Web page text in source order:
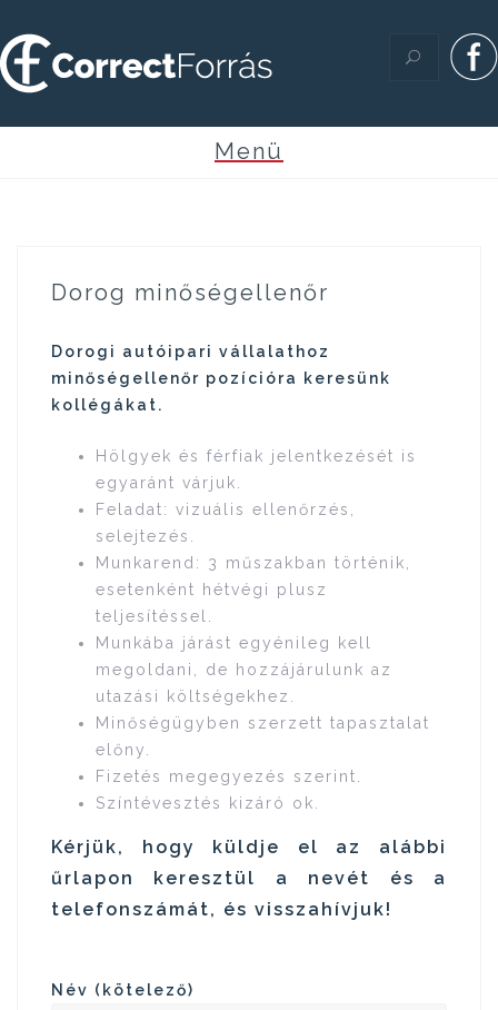
to
content
Dorog minőségellenőr
Dorogi autóipari vállalathoz
minőségellenőr pozícióra keresünk
kollégákat.
Hölgyek és férfiak jelentkezését is
egyaránt várjuk.
Feladat: vizuális ellenőrzés,
selejtezés.
Munkarend: 3 műszakban történik,
esetenként hétvégi plusz
teljesítéssel.
Munkába járást egyénileg kell
megoldani, de hozzájárulunk az
utazási költségekhez.
Minőségügyben szerzett tapasztalat
előny.
Fizetés megegyezés szerint.
Színtévesztés kizáró ok.
Kérjük, hogy küldje el az alábbi
űrlapon keresztül a nevét és a
telefonszámát, és visszahívjuk!
Név (kötelező)